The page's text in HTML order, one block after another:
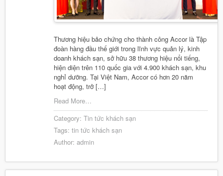
Thương hiệu bảo chứng cho thành công Accor là Tập
đoàn hàng đầu thế giới trong lĩnh vực quản lý, kinh
doanh khách sạn, sở hữu 38 thương hiệu nổi tiếng,
hiện diện trên 110 quốc gia với 4.900 khách sạn, khu
nghỉ dưỡng. Tại Việt Nam, Accor có hơn 20 năm
hoạt động, trở […]
Read More…
Category:Tin tức khách sạn
Tags:tin tức khách sạn
Author:admin